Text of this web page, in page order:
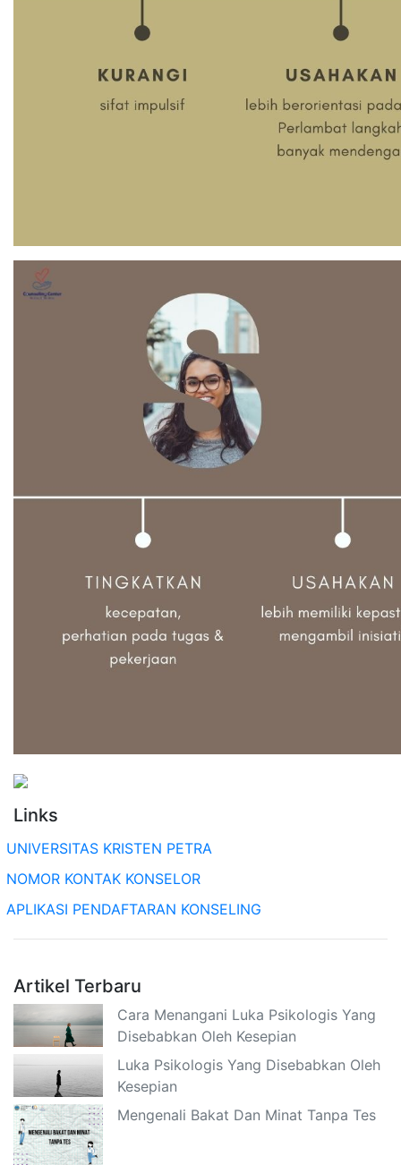
Links
UNIVERSITAS KRISTEN PETRA
NOMOR KONTAK KONSELOR
APLIKASI PENDAFTARAN KONSELING
Artikel Terbaru
Cara Menangani Luka Psikologis Yang
Disebabkan Oleh Kesepian
Luka Psikologis Yang Disebabkan Oleh
Kesepian
Mengenali Bakat Dan Minat Tanpa Tes